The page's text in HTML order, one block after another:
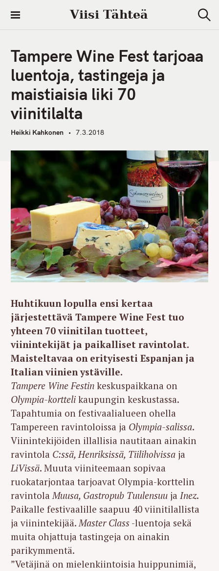
i
Viisi Tähteä
e
Tampere Wine Fest tarjoaa
luentoja, tastingeja ja
maistiaisia liki 70
viinitilalta
Heikki Kahkonen 7.3.2018
Huhtikuun lopulla ensi kertaa
järjestettävä Tampere Wine Fest tuo
yhteen 70 viinitilan tuotteet,
viinintekijät ja paikalliset ravintolat.
Maisteltavaa on erityisesti Espanjan ja
Italian viinien ystäville.
Tampere Wine Festin keskuspaikkana on
Olympia-kortteli kaupungin keskustassa.
Tapahtumia on festivaalialueen ohella
Tampereen ravintoloissa ja Olympia-salissa.
Viinintekijöiden illallisia nautitaan ainakin
ravintola C:ssä, Henriksissä, Tiiliholvissa ja
LiVissä. Muuta viiniteemaan sopivaa
ruokatarjontaa tarjoavat Olympia-korttelin
ravintolaMuusa, Gastropub Tuulensuu ja Inez.
Paikalle festivaalille saapuu 40 viinitilallista
ja viinintekijää.Master Class -luentoja sekä
muita ohjattuja tastingeja on ainakin
parikymmentä.
”Vetäjinä on mielenkiintoisia huippunimiä,